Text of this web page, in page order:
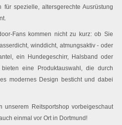
für spezielle, altersgerechte Ausrüstung
Fans kommen nicht zu kurz: ob Sie
winddicht, atmungsaktiv - oder
ein Hundegeschirr, Halsband oder
eine Produktauswahl, die durch
modernes Design besticht und dabei
Reitsportshop vorbeigeschaut
einmal vor Ort in Dortmund!